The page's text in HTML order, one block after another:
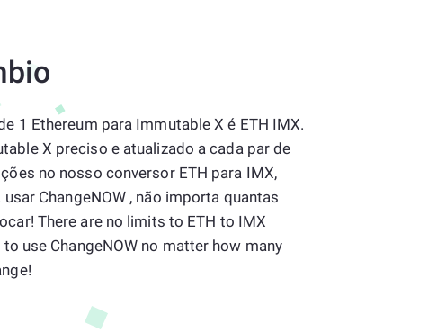
1 Ethereum para Immutable X é ETH IMX.
X preciso e atualizado a cada par de
no nosso conversor ETH para IMX,
ChangeNOW , não importa quantas
There are no limits to ETH to IMX
use ChangeNOW no matter how many